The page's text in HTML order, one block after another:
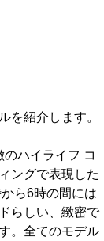
を紹介します。
ハイライフ コ
ングで表現した
ら6時の間には
らしい、緻密で
。全てのモデル